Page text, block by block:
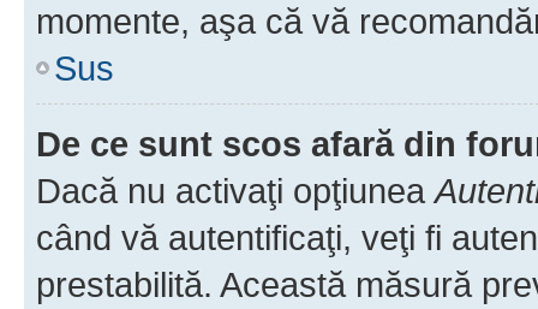
momente, aşa că vă
Sus
De ce sunt scos afară din
Dacă nu activaţi opţiunea
când vă autentificaţi, veţi fi
prestabilită. Această măsură